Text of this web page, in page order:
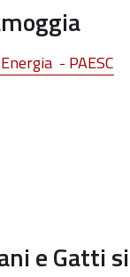
- PAESC
e Gatti